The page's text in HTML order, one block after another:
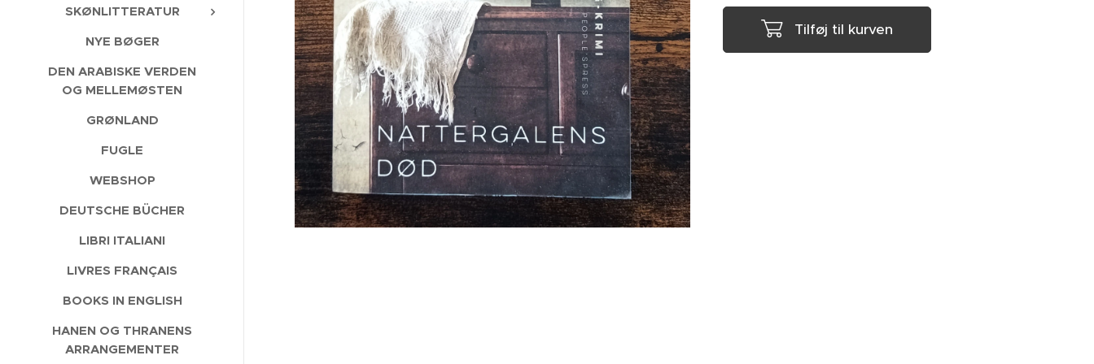
SKØNLITTERATUR
NYE BØGER
DEN ARABISKE VERDEN
OG MELLEMØSTEN
GRØNLAND
FUGLE
WEBSHOP
DEUTSCHE BÜCHER
LIBRI ITALIANI
LIVRES FRANÇAIS
BOOKS IN ENGLISH
HANEN OG THRANENS
ARRANGEMENTER
Tilføj til kurven